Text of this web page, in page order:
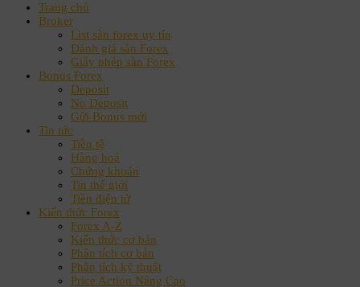
Trang chủ
Broker
List sàn forex uy tín
Đánh giá sàn Forex
Giấy phép sàn Forex
Bonus Forex
Deposit
No Deposit
Gửi Bonus mới
Tin tức
Tiền tệ
Hàng hoá
Chứng khoán
Tin thế giới
Tiền điện tử
Kiến thức Forex
Forex A-Z
Kiến thức cơ bản
Phân tích cơ bản
Phân tích kỹ thuật
Price Action Nâng Cao